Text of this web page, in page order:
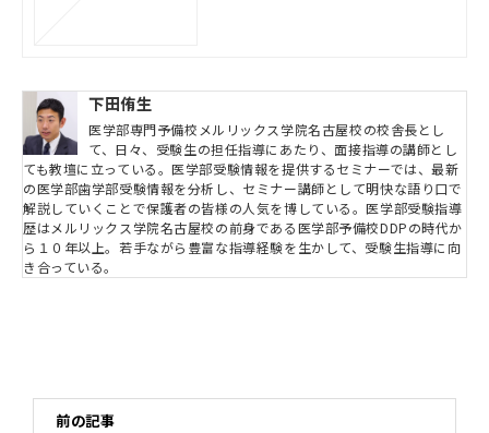
下田侑生
医学部専門予備校メルリックス学院名古屋校の校舎長とし
て、日々、受験生の担任指導にあたり、面接指導の講師とし
ても教壇に立っている。医学部受験情報を提供するセミナーでは、最新
の医学部歯学部受験情報を分析し、セミナー講師として明快な語り口で
解説していくことで保護者の皆様の人気を博している。医学部受験指導
歴はメルリックス学院名古屋校の前身である医学部予備校DDPの時代か
ら１０年以上。若手ながら豊富な指導経験を生かして、受験生指導に向
き合っている。
前の記事